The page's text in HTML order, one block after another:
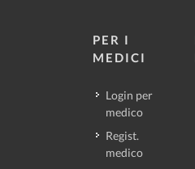
PER I
MEDICI
Login per
medico
Regist.
medico